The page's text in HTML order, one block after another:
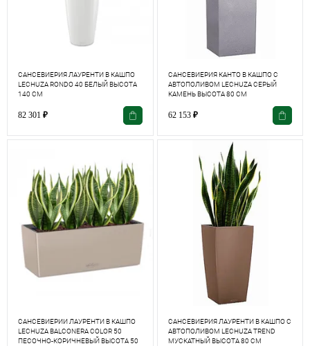
САНСЕВИЕРИЯ ЛАУРЕНТИ В КАШПО
LECHUZA RONDO 40 БЕЛЫЙ ВЫСОТА
140 СМ
82 301 ₽
САНСЕВИЕРИЯ КАНТО В КАШПО С
АВТОПОЛИВОМ LECHUZA СЕРЫЙ
КАМЕНЬ ВЫСОТА 80 СМ
62 153 ₽
САНСЕВИЕРИИ ЛАУРЕНТИ В КАШПО
LECHUZA BALCONERA COLOR 50
ПЕСОЧНО-КОРИЧНЕВЫЙ ВЫСОТА 50
САНСЕВИЕРИЯ ЛАУРЕНТИ В КАШПО С
АВТОПОЛИВОМ LECHUZA TREND
МУСКАТНЫЙ ВЫСОТА 80 СМ